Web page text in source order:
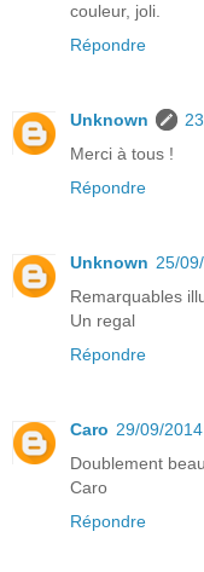
couleur, joli.
Répondre
Unknown
Merci à tous !
Répondre
Unknown 25/
Remarquables
Un regal
Répondre
Caro 29/09/
Doublement
Caro
Répondre